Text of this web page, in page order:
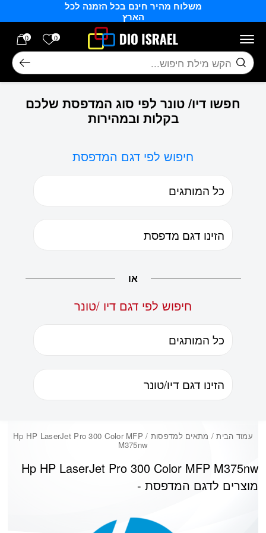
משלוח מהיר חינם בכל הזמנה לכל
הארץ
0 הרשימה
0
חיפוש
חפשו דיו/ טונר לפי סוג המדפסת שלכם
בקלות ובמהירות
חיפוש לפי דגם המדפסת
או
חיפוש לפי דגם דיו /טונר
עמוד הבית / מתאים למדפסות / Hp HP LaserJet Pro 300 Color MFP
M375nw‎
Hp HP LaserJet Pro 300 Color MFP M375nw‎
מוצרים לדגם המדפסת -